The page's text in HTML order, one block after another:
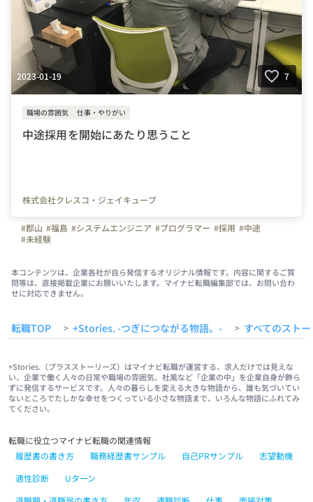
2023-01-19 7
職場の雰囲気 仕事・やりがい
中途採用を開始にあたり思うこと
株式会社クレスコ・ジェイキューブ
#郡山 #福島 #システムエンジニア #プログラマー #採用 #中途
#未経験
本コンテンツは、企業各社が自ら発信するオリジナル情報です。内容に関するご質
問等は、直接掲載企業にお願いいたします。マイナビ転職編集部では、お問い合わ
せに対応できません。
転職TOP > +Stories. -つぎにつながる物語。- > すべてのスト
+Stories.（プラスストーリーズ）はマイナビ転職が運営する、求人だけでは見えな
い、企業で働く人々の日常や職場の雰囲気、社風など「企業の中」を企業自身が飾ら
ずに発信するサービスです。人々の暮らしを変える大きな物語から、誰も気づいてい
ないところでたしかな幸せをつくっている小さな物語まで、いろんな物語にふれてみ
てください。
転職に役立つマイナビ転職の関連情報
履歴書の書き方
職務経歴書サンプル 自己PRサンプル
志望動機
適性診断
Uターン